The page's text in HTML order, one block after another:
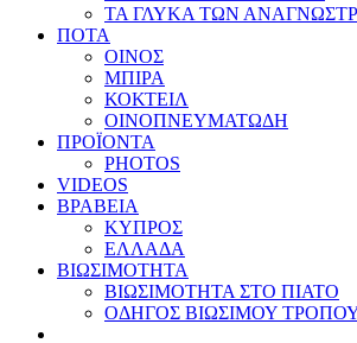
ΤΑ ΓΛΥΚΑ ΤΩΝ
ΠΟΤΑ
ΟΙΝΟΣ
ΜΠΙΡΑ
ΚΟΚΤΕΙΛ
ΟΙΝΟΠΝΕΥΜΑΤΩΔΗ
ΠΡΟΪΟΝΤΑ
PHOTOS
VIDEOS
ΒΡΑΒΕΙΑ
ΚΥΠΡΟΣ
ΕΛΛΑΔΑ
ΒΙΩΣΙΜΟΤΗΤΑ
ΒΙΩΣΙΜΟΤΗΤΑ ΣΤΟ ΠΙΑΤΟ
ΟΔΗΓΟΣ ΒΙΩΣΙΜΟΥ